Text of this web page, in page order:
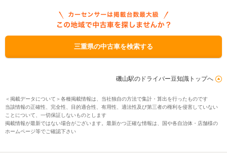
三重県の中古車を検索する
磯山駅のドライバー豆知識トップへ
＜掲載データについて＞各種掲載情報は、当社独自の方法で集計・算出を行ったものです
当該情報の正確性、完全性、目的適合性、有用性、適法性及び第三者の権利を侵害していない
ことについて、一切保証しないものとします
掲載情報が最新ではない場合がございます。最新かつ正確な情報は、国や各自治体・店舗様の
ホームページ等でご確認下さい